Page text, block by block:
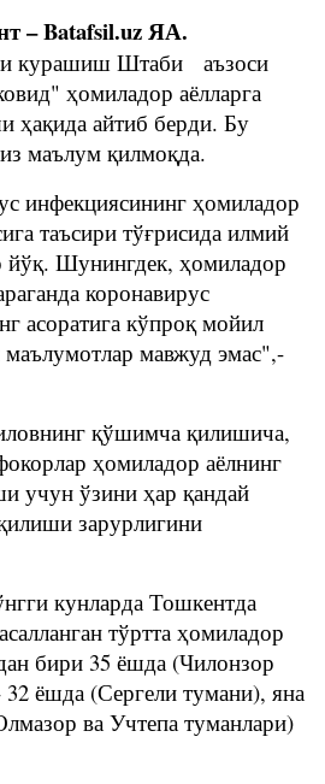
– Batafsil.uz ЯА.
курашиш Штаби аъзоси
ҳомиладор аёлларга
ҳақида айтиб берди. Бу
маълум қилмоқда.
инфекциясининг ҳомиладор
таъсири тўғрисида илмий
йўқ. Шунингдек, ҳомиладор
коронавирус
асоратига кўпроқ мойил
мавжуд эмас",-
қўшимча қилишича,
ҳомиладор аёлнинг
учун ўзини ҳар қандай
зарурлигини
кунларда Тошкентда
тўртта ҳомиладор
бири 35 ёшда (Чилонзор
ёшда (Сергели тумани), яна
ва Учтепа туманлари)